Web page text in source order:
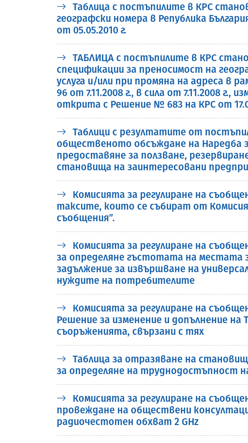
Таблица с постъпилите в КРС
географски номера в Република
от 05.05.2010 г.
ТАБЛИЦА с постъпилите в КРС
спецификации за преносимост на
услуга и/или при промяна на адреса в
96 от 7.11.2008 г., в сила от 7.11.2008 г.,
открита с Решение № 683 на КРС от
Таблици с резултатите от
общественото обсъждане на Наредба
предоставяне за ползване,
становища на заинтересовани
Комисията за регулиране на
таксите, които се събират от
съобщения”.
Комисията за регулиране на
за определяне гъстотата на местата
задължение за извършване на
нуждите на потребителите
Комисията за регулиране на
Решение за изменение и допълнение на
съоръженията, свързани с тях
Таблица за отразяване на
за определяне на труднодостъпност
Комисията за регулиране на
провеждане на обществени
радиочестотен обхват 2 GHz